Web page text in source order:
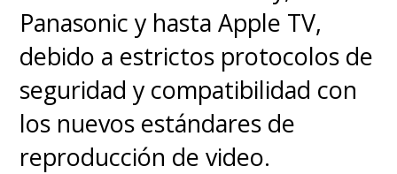
Panasonic y hasta Apple TV,
debido a estrictos protocolos de
seguridad y compatibilidad con
los nuevos estándares de
reproducción de video.